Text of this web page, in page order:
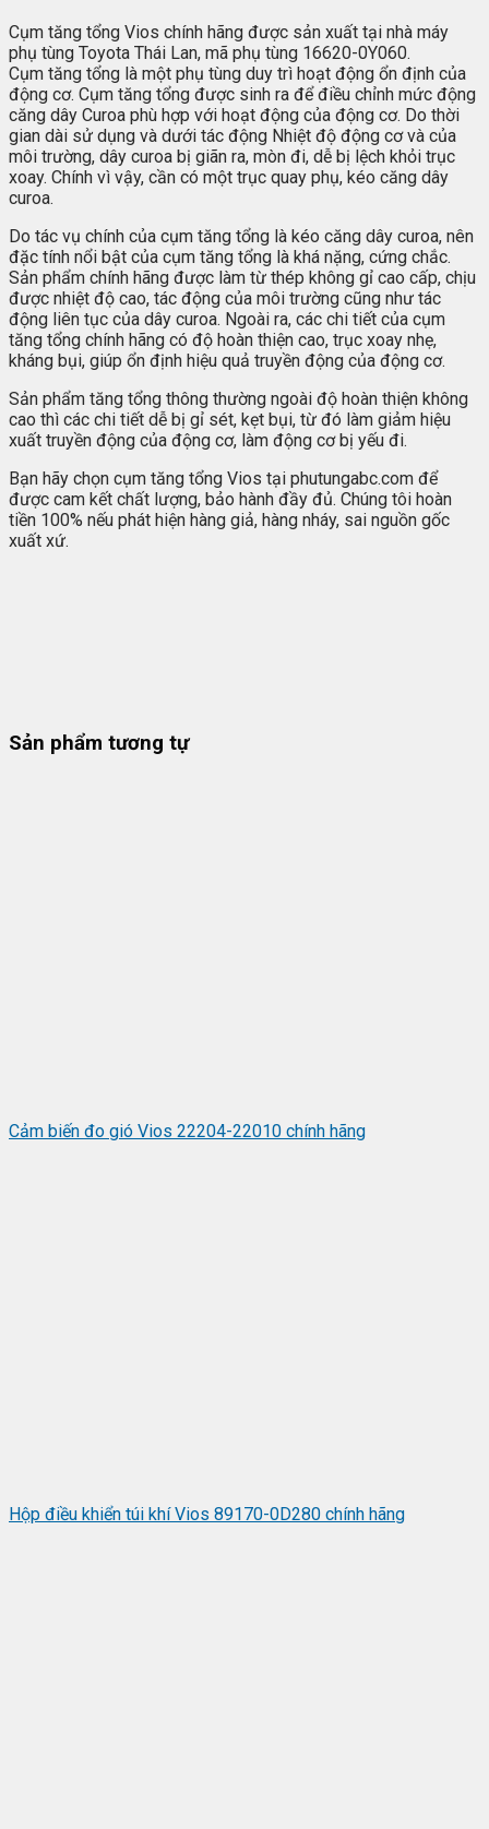
Cụm tăng tổng Vios chính hãng được sản xuất tại nhà máy
phụ tùng Toyota Thái Lan, mã phụ tùng 16620-0Y060.
Cụm tăng tổng là một phụ tùng duy trì hoạt động ổn định của
động cơ. Cụm tăng tổng được sinh ra để điều chỉnh mức động
căng dây Curoa phù hợp với hoạt động của động cơ. Do thời
gian dài sử dụng và dưới tác động Nhiệt độ động cơ và của
môi trường, dây curoa bị giãn ra, mòn đi, dễ bị lệch khỏi trục
xoay. Chính vì vậy, cần có một trục quay phụ, kéo căng dây
curoa.
Do tác vụ chính của cụm tăng tổng là kéo căng dây curoa, nên
đặc tính nổi bật của cụm tăng tổng là khá nặng, cứng chắc.
Sản phẩm chính hãng được làm từ thép không gỉ cao cấp, chịu
được nhiệt độ cao, tác động của môi trường cũng như tác
động liên tục của dây curoa. Ngoài ra, các chi tiết của cụm
tăng tổng chính hãng có độ hoàn thiện cao, trục xoay nhẹ,
kháng bụi, giúp ổn định hiệu quả truyền động của động cơ.
Sản phẩm tăng tổng thông thường ngoài độ hoàn thiện không
cao thì các chi tiết dễ bị gỉ sét, kẹt bụi, từ đó làm giảm hiệu
xuất truyền động của động cơ, làm động cơ bị yếu đi.
Bạn hãy chọn cụm tăng tổng Vios tại phutungabc.com để
được cam kết chất lượng, bảo hành đầy đủ. Chúng tôi hoàn
tiền 100% nếu phát hiện hàng giả, hàng nháy, sai nguồn gốc
xuất xứ.
Sản phẩm tương tự
Cảm biến đo gió Vios 22204-22010 chính hãng
Hộp điều khiển túi khí Vios 89170-0D280 chính hãng